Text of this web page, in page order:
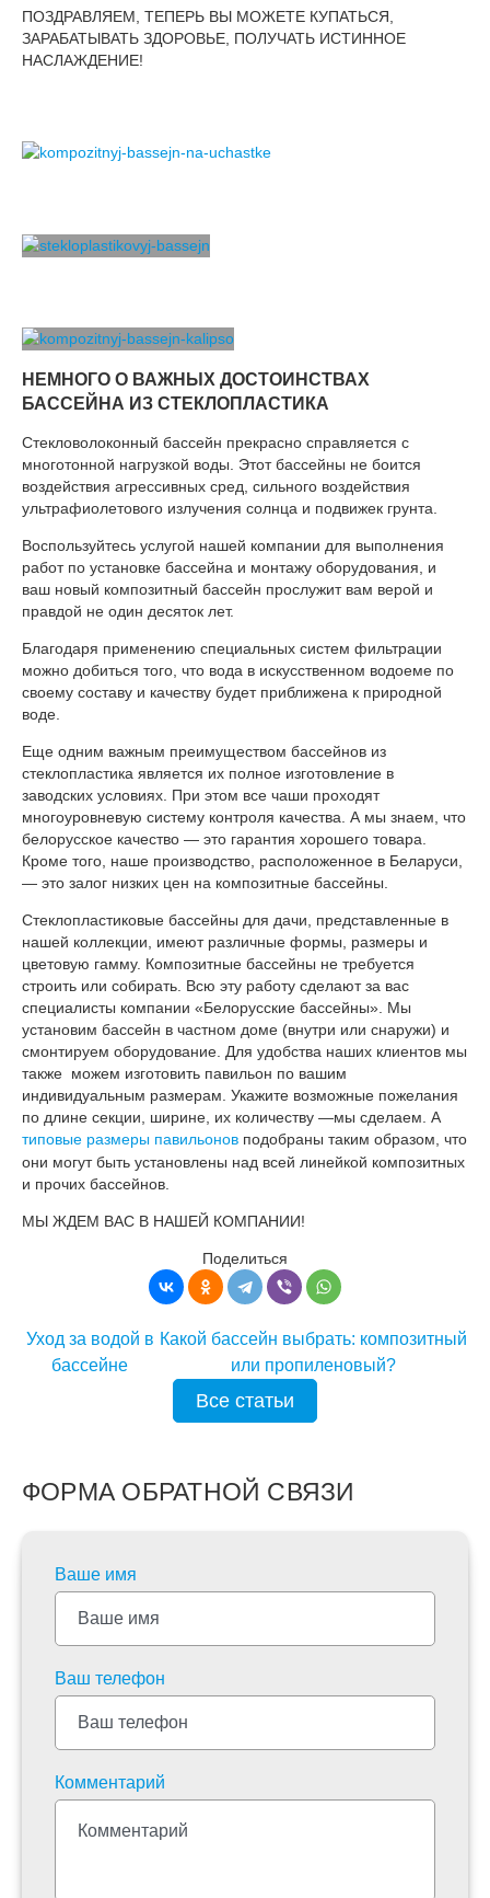
ПОЗДРАВЛЯЕМ, ТЕПЕРЬ ВЫ МОЖЕТЕ КУПАТЬСЯ,
ЗАРАБАТЫВАТЬ ЗДОРОВЬЕ, ПОЛУЧАТЬ ИСТИННОЕ
НАСЛАЖДЕНИЕ!
НЕМНОГО О ВАЖНЫХ ДОСТОИНСТВАХ
БАССЕЙНА ИЗ СТЕКЛОПЛАСТИКА
Стекловолоконный бассейн прекрасно справляется с
многотонной нагрузкой воды. Этот бассейны не боится
воздействия агрессивных сред, сильного воздействия
ультрафиолетового излучения солнца и подвижек грунта.
Воспользуйтесь услугой нашей компании для выполнения
работ по установке бассейна и монтажу оборудования, и
ваш новый композитный бассейн прослужит вам верой и
правдой не один десяток лет.
Благодаря применению специальных систем фильтрации
можно добиться того, что вода в искусственном водоеме по
своему составу и качеству будет приближена к природной
воде.
Еще одним важным преимуществом бассейнов из
стеклопластика является их полное изготовление в
заводских условиях. При этом все чаши проходят
многоуровневую систему контроля качества. А мы знаем, что
белорусское качество — это гарантия хорошего товара.
Кроме того, наше производство, расположенное в Беларуси,
— это залог низких цен на композитные бассейны.
Стеклопластиковые бассейны для дачи, представленные в
нашей коллекции, имеют различные формы, размеры и
цветовую гамму. Композитные бассейны не требуется
строить или собирать. Всю эту работу сделают за вас
специалисты компании «Белорусские бассейны». Мы
установим бассейн в частном доме (внутри или снаружи) и
смонтируем оборудование. Для удобства наших клиентов мы
также можем изготовить павильон по вашим
индивидуальным размерам. Укажите возможные пожелания
по длине секции, ширине, их количеству —мы сделаем. А
типовые размеры павильонов подобраны таким образом, что
они могут быть установлены над всей линейкой композитных
и прочих бассейнов.
МЫ ЖДЕМ ВАС В НАШЕЙ КОМПАНИИ!
Поделиться
Уход за водой в
бассейне
Какой бассейн выбрать: композитный
или пропиленовый?
Все статьи
ФОРМА ОБРАТНОЙ СВЯЗИ
Ваше имя
Ваш телефон
Комментарий